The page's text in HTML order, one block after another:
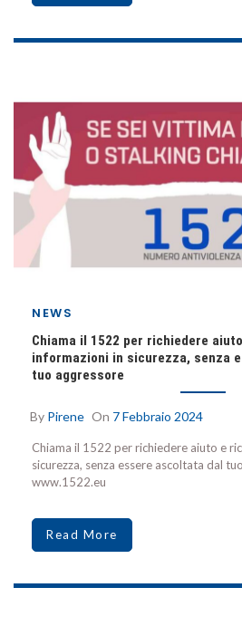
NEWS
Chiama il 1522 per richiedere
informazioni in sicurezza, senza
tuo aggressore
By Pirene On 7 Febbraio 2024
Chiama il 1522 per richiedere aiuto e
sicurezza, senza essere ascoltata dal
www.1522.eu
Read More